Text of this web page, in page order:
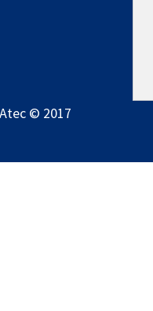
Atec © 2017